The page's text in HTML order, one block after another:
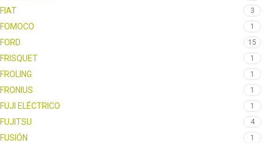
FIAT 3
FOMOCO 1
FORD 15
FRISQUET 1
FROLING 1
FRONIUS 1
FUJI ELÉCTRICO 1
FUJITSU 4
FUSIÓN 1